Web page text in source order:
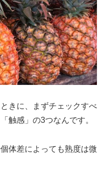
きに、まずチェックすべ
触感」の3つなんです。
体差によっても熟度は微